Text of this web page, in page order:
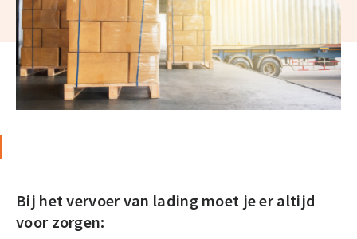
Bij het vervoer van lading moet je er altijd
voor zorgen: